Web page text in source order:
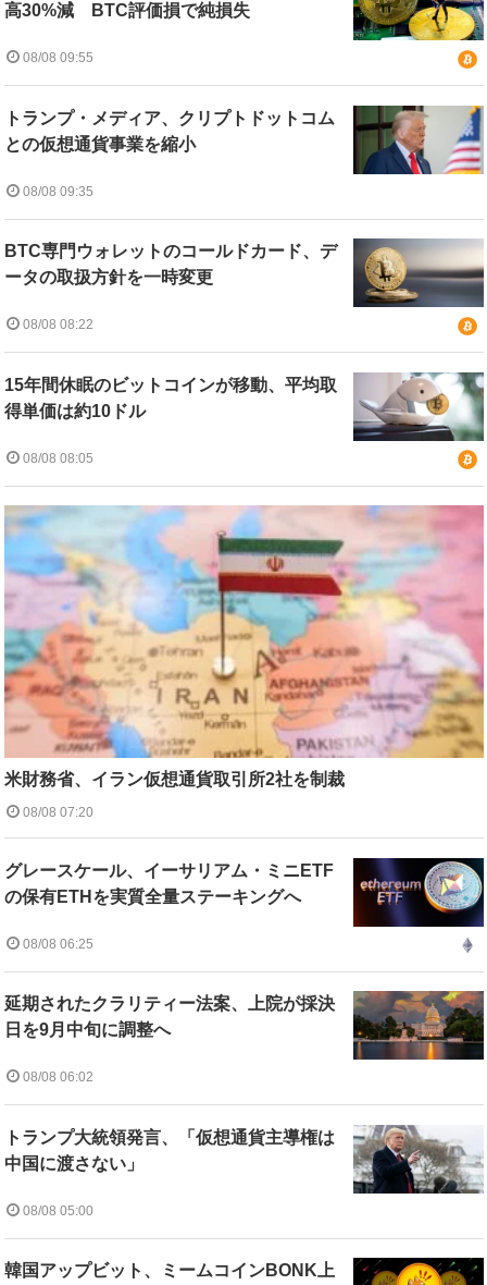
高30%減 BTC評価損で純損失
08/08 09:55
トランプ・メディア、クリプトドットコム
との仮想通貨事業を縮小
08/08 09:35
BTC専門ウォレットのコールドカード、デ
ータの取扱方針を一時変更
08/08 08:22
15年間休眠のビットコインが移動、平均取
得単価は約10ドル
08/08 08:05
米財務省、イラン仮想通貨取引所2社を制裁
08/08 07:20
グレースケール、イーサリアム・ミニETF
の保有ETHを実質全量ステーキングへ
08/08 06:25
延期されたクラリティー法案、上院が採決
日を9月中旬に調整へ
08/08 06:02
トランプ大統領発言、「仮想通貨主導権は
中国に渡さない」
08/08 05:00
韓国アップビット、ミームコインBONK上